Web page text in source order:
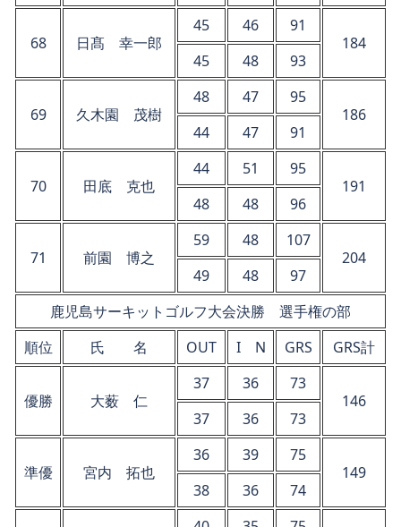
68 日髙 幸一郎
45 46
91
184
45
48 93
69 久木園 茂樹
48 47
95
186
44
47 91
70 田底 克也
44 51
95
191
48
48 96
71 前園 博之
59 48
107
204
49
48
97
鹿児島サーキットゴルフ大会決勝 選手権の部
順位
氏 名 OUT I N GRS GRS計
優勝 大薮 仁
37 36
73
146
37
36 73
準優 宮内 拓也
36 39
75
149
38
36 74